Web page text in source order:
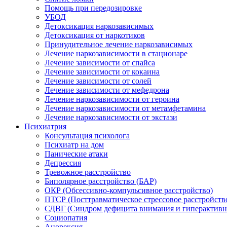
Помощь при передозировке
УБОД
Детоксикация наркозависимых
Детоксикация от наркотиков
Принудительное лечение наркозависимых
Лечение наркозависимости в стационаре
Лечение зависимости от спайса
Лечение зависимости от кокаина
Лечение зависимости от солей
Лечение зависимости от мефедрона
Лечение наркозависимости от героина
Лечение наркозависимости от метамфетамина
Лечение наркозависимости от экстази
Психиатрия
Консультация психолога
Психиатр на дом
Панические атаки
Депрессия
Тревожное расстройство
Биполярное расстройство (БАР)
ОКР (Обсессивно-компульсивное расстройство)
ПТСР (Посттравматическое стрессовое
СДВГ (Синдром дефицита внимания и
Социопатия